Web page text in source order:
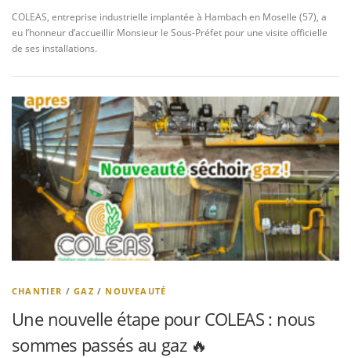
COLEAS, entreprise industrielle implantée à Hambach en Moselle (57), a
eu l’honneur d’accueillir Monsieur le Sous‑Préfet pour une visite officielle
de ses installations.
CHANTIER /GAZ/ NOUVEAUTÉ
Une nouvelle étape pour COLEAS : nous
sommes passés au gaz 🔥